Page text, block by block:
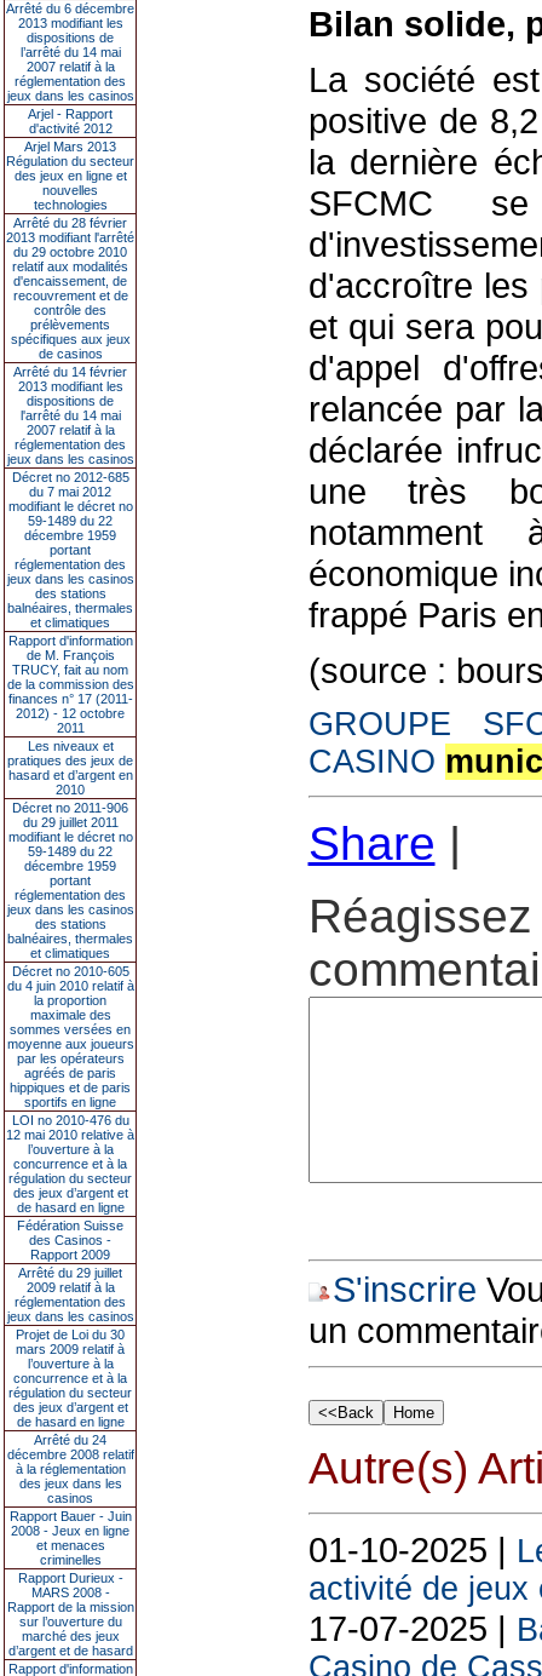
Arrêté du 6 décembre
2013 modifiant les
dispositions de
l’arrêté du 14 mai
2007 relatif à la
réglementation des
jeux dans les casinos
Arjel - Rapport
d'activité 2012
Arjel Mars 2013
Régulation du secteur
des jeux en ligne et
nouvelles
technologies
Arrêté du 28 février
2013 modifiant l'arrêté
du 29 octobre 2010
relatif aux modalités
d'encaissement, de
recouvrement et de
contrôle des
prélèvements
spécifiques aux jeux
de casinos
Arrêté du 14 février
2013 modifiant les
dispositions de
l'arrêté du 14 mai
2007 relatif à la
réglementation des
jeux dans les casinos
Décret no 2012-685
du 7 mai 2012
modifiant le décret no
59-1489 du 22
décembre 1959
portant
réglementation des
jeux dans les casinos
des stations
balnéaires, thermales
et climatiques
Rapport d'information
de M. François
TRUCY, fait au nom
de la commission des
finances n° 17 (2011-
2012) - 12 octobre
2011
Les niveaux et
pratiques des jeux de
hasard et d’argent en
2010
Décret no 2011-906
du 29 juillet 2011
modifiant le décret no
59-1489 du 22
décembre 1959
portant
réglementation des
jeux dans les casinos
des stations
balnéaires, thermales
et climatiques
Décret no 2010-605
du 4 juin 2010 relatif à
la proportion
maximale des
sommes versées en
moyenne aux joueurs
par les opérateurs
agréés de paris
hippiques et de paris
sportifs en ligne
LOI no 2010-476 du
12 mai 2010 relative à
l’ouverture à la
concurrence et à la
régulation du secteur
des jeux d’argent et
de hasard en ligne
Fédération Suisse
des Casinos -
Rapport 2009
Arrêté du 29 juillet
2009 relatif à la
réglementation des
jeux dans les casinos
Projet de Loi du 30
mars 2009 relatif à
l’ouverture à la
concurrence et à la
régulation du secteur
des jeux d’argent et
de hasard en ligne
Arrêté du 24
décembre 2008 relatif
à la réglementation
des jeux dans les
casinos
Rapport Bauer - Juin
2008 - Jeux en ligne
et menaces
criminelles
Rapport Durieux -
MARS 2008 -
Rapport de la mission
sur l’ouverture du
marché des jeux
d’argent et de hasard
Rapport d'information
Bilan solide,
La société
positive de
la dernière
SFCMC
d'accroître les
et qui sera
d'appel
relancée par
déclarée
une très
notamment
économique
frappé Paris
(source :
GROUPE
CASINO
Share |
S'inscrire
un
Autre(s)
01-10-2025 |
activité de jeux
17-07-2025 |
Casino de